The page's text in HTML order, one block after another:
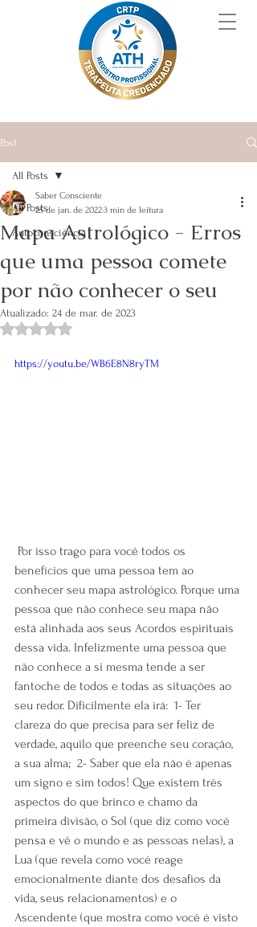
Post
All Posts
Autoconsciência
All Posts
Mapa Astrológico - Erros
que uma pessoa comete
por não conhecer o seu
Saber Consciente
25 de jan. de 20223 min de leitura
Atualizado: 24 de mar. de 2023
Avaliado com NaN de 5 estrelas.
https://youtu.be/WB6E8N8ryTM
benefícios que uma pessoa tem ao
conhecer seu mapa astrológico. Porque uma
pessoa que não conhece seu mapa não
está alinhada aos seus Acordos espirituais
dessa vida. Infelizmente uma pessoa que
não conhece a si mesma tende a ser
fantoche de todos e todas as situações ao
seu redor. Dificilmente ela irá:  1- Ter
clareza do que precisa para ser feliz de
verdade, aquilo que preenche seu coração,
a sua alma;  2- Saber que ela não é apenas
um signo e sim todos! Que existem três
aspectos do que brinco e chamo da
primeira divisão, o Sol (que diz como você
pensa e vê o mundo e as pessoas nelas), a
Lua (que revela como você reage
emocionalmente diante dos desafios da
vida, seus relacionamentos) e o
Ascendente (que mostra como você é visto